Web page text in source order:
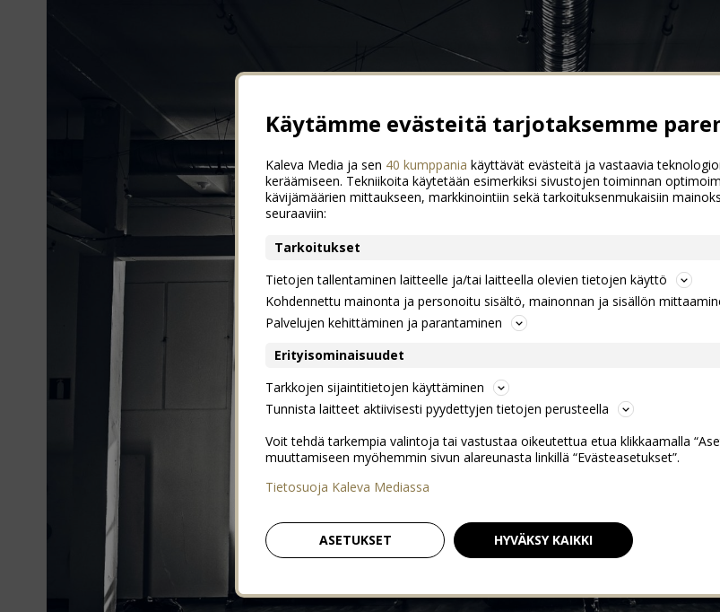
Käytämme evästeitä tarjotaksemme
Kaleva Media ja sen 40 kumppania käyttävät evästeitä ja vastaavia
keräämiseen. Tekniikoita käytetään esimerkiksi sivustojen toiminnan
kävijämäärien mittaukseen, markkinointiin sekä tarkoituksenmukaisiin
seuraaviin:
Tarkoitukset
Tietojen tallentaminen laitteelle ja/tai laitteella olevien tietojen käyttö
Kohdennettu mainonta ja personoitu sisältö, mainonnan ja sisällön
Palvelujen kehittäminen ja parantaminen
Erityisominaisuudet
Tarkkojen sijaintitietojen käyttäminen
Tunnista laitteet aktiivisesti pyydettyjen tietojen perusteella
Voit tehdä tarkempia valintoja tai vastustaa oikeutettua etua klikkaamalla
muuttamiseen myöhemmin sivun alareunasta linkillä “Evästeasetukset”.
Tietosuoja Kaleva Mediassa
ASETUKSET HYVÄKSY KAIKKI